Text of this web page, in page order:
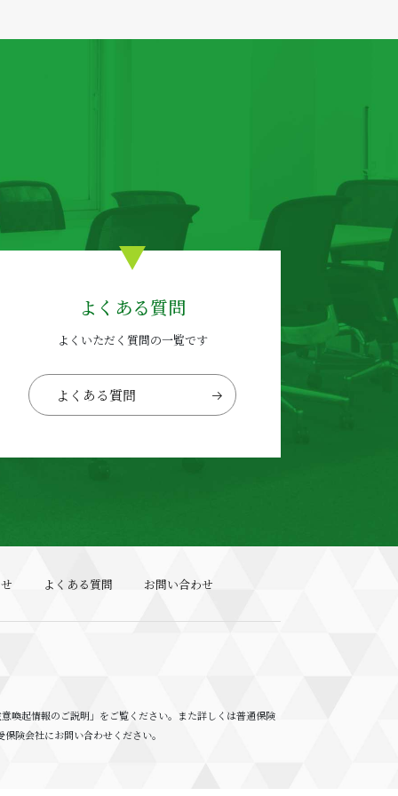
よくある質問
よくいただく質問の一覧です
よくある質問
よくある質問 お問い合わせ
喚起情報のご説明」をご覧ください。また詳しくは普通保険
険会社にお問い合わせください。